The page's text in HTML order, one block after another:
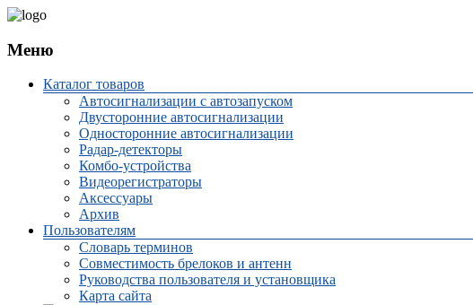
Меню
Каталог товаров
Автосигнализации с автозапуском
Двусторонние автосигнализации
Односторонние автосигнализации
Радар-детекторы
Комбо-устройства
Видеорегистраторы
Аксессуары
Архив
Пользователям
Словарь терминов
Совместимость брелоков и антенн
Руководства пользователя и установщика
Карта сайта